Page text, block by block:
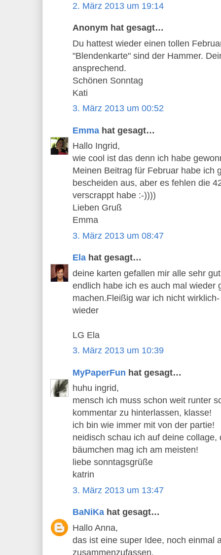
2. März 2013 um 19:14
Anonym hat gesagt…
Du hattest wieder einen tollen
"Blendenkarte" sind der Hammer.
ansprechend.
Schönen Sonntag
Kati
3. März 2013 um 00:52
Emma hat gesagt…
Hallo Ingrid,
wie cool ist das denn ich habe
Meinen Beitrag für Februar habe ich
bescheiden aus, aber es fehlen die
verscrappt habe :-))))
Lieben Gruß
Emma
3. März 2013 um 08:47
Ela hat gesagt…
deine karten gefallen mir alle sehr
endlich habe ich es auch mal wieder
machen.Fleißig war ich nicht
wieder
LG Ela
3. März 2013 um 10:39
MyPaperFun hat gesagt…
huhu ingrid,
mensch ich muss schon weit runter
kommentar zu hinterlassen, klasse!
ich bin wie immer mit von der partie!
neidisch schau ich auf deine
bäumchen mag ich am meisten!
liebe sonntagsgrüße
katrin
3. März 2013 um 13:47
BaNiKa hat gesagt…
Hallo Anna,
das ist eine super Idee, noch einmal
zusammenzufassen.